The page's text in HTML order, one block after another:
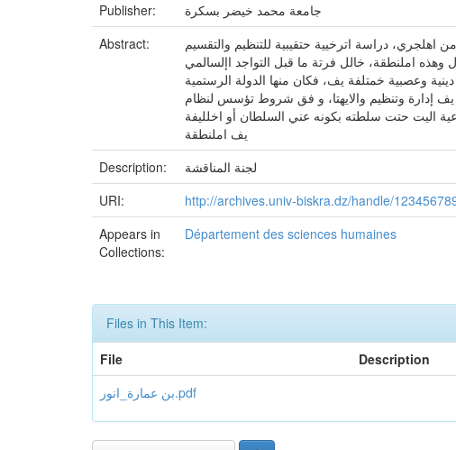
Publisher:
جامعة محمد خيضر بسكرة
Abstract:
اهلجري، دراسة اترخيية حتقيبية للتنظيم والتقسيم
املنطقة، خالل فرتة ما قبل التواجد اإلسالمي
وعصبية خمتلفة يف، فكان منها الدولة الرستمية
يف إدارة وتنظيم والايهتا، و فق شروط تؤسس لنظام
اليت حتت سلطته بكونه عني السلطان أو اخلليفة
يف املنطقة
Description:
لجنة المناقشة
URI:
http://archives.univ-biskra.dz/handle/
Appears in
Collections:
Département des sciences humaines
Files in This Item:
File
Description
بن عمارة_انور.pdf